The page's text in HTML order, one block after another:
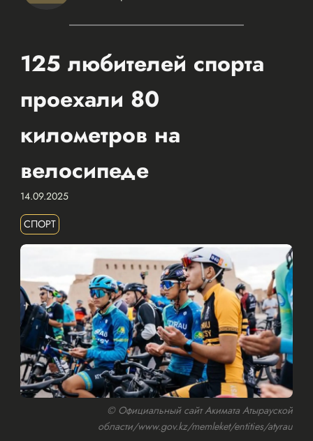
125 любителей спорта
проехали 80
километров на
велосипеде
14.09.2025
СПОРТ
© Официальный сайт Акимата Атырауской
области/www.gov.kz/memleket/entities/atyrau